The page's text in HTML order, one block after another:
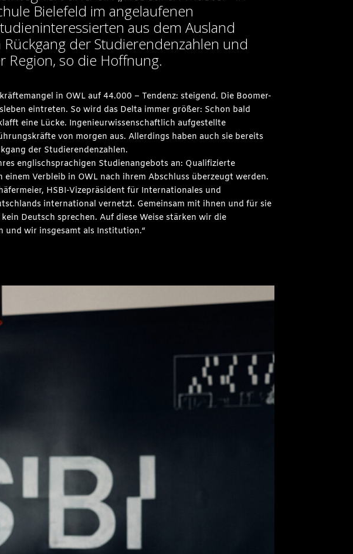
Bielefeld im angelaufenen
aus dem Ausland
der Studierendenzahlen und
Region, so die Hoffnung.
in OWL auf 44.000 – Tendenz: steigend. Die Boomer-
eintreten. So wird das Delta immer größer: Schon bald
eine Lücke. Ingenieurwissenschaftlich aufgestellte
von morgen aus. Allerdings haben auch sie bereits
der Studierendenzahlen.
englischsprachigen Studienangebots an: Qualifizierte
Verbleib in OWL nach ihrem Abschluss überzeugt werden.
HSBI-Vizepräsident für Internationales und
international vernetzt. Gemeinsam mit ihnen und für sie
Deutsch sprechen. Auf diese Weise stärken wir die
und wir insgesamt als Institution.“